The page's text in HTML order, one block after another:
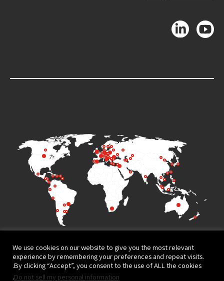
Terms of Use
We use cookies on our website to give you the most relevant
experience by remembering your preferences and repeat visits.
By clicking “Accept”, you consent to the use of ALL the cookies.
Do not sell my personal information
.